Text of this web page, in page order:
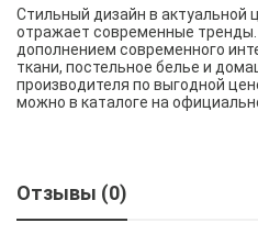
Стильный дизайн в актуальной
отражает современные
дополнением современного
ткани, постельное белье и
производителя по выгодной
можно в каталоге на
Отзывы (0)